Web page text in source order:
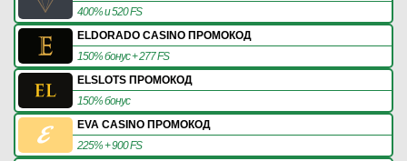
400% и 520 FS
ELDORADO CASINO ПРОМОКОД
150% бонус + 277 FS
ELSLOTS ПРОМОКОД
150% бонус
EVA CASINO ПРОМОКОД
225% + 900 FS